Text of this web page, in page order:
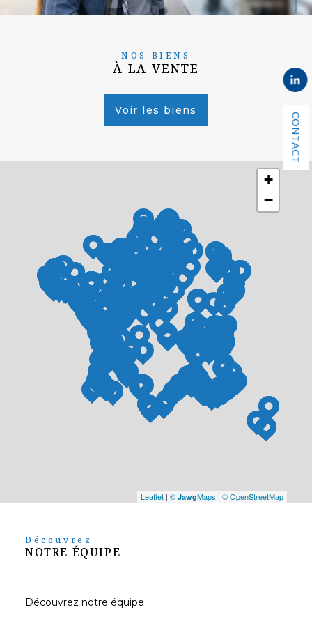
CONTACT
+
−
Leaflet | © JawgMaps | © OpenStreetMap
NOS BIENS
À LA VENTE
Voir les biens
Découvrez
NOTRE ÉQUIPE
Découvrez notre équipe